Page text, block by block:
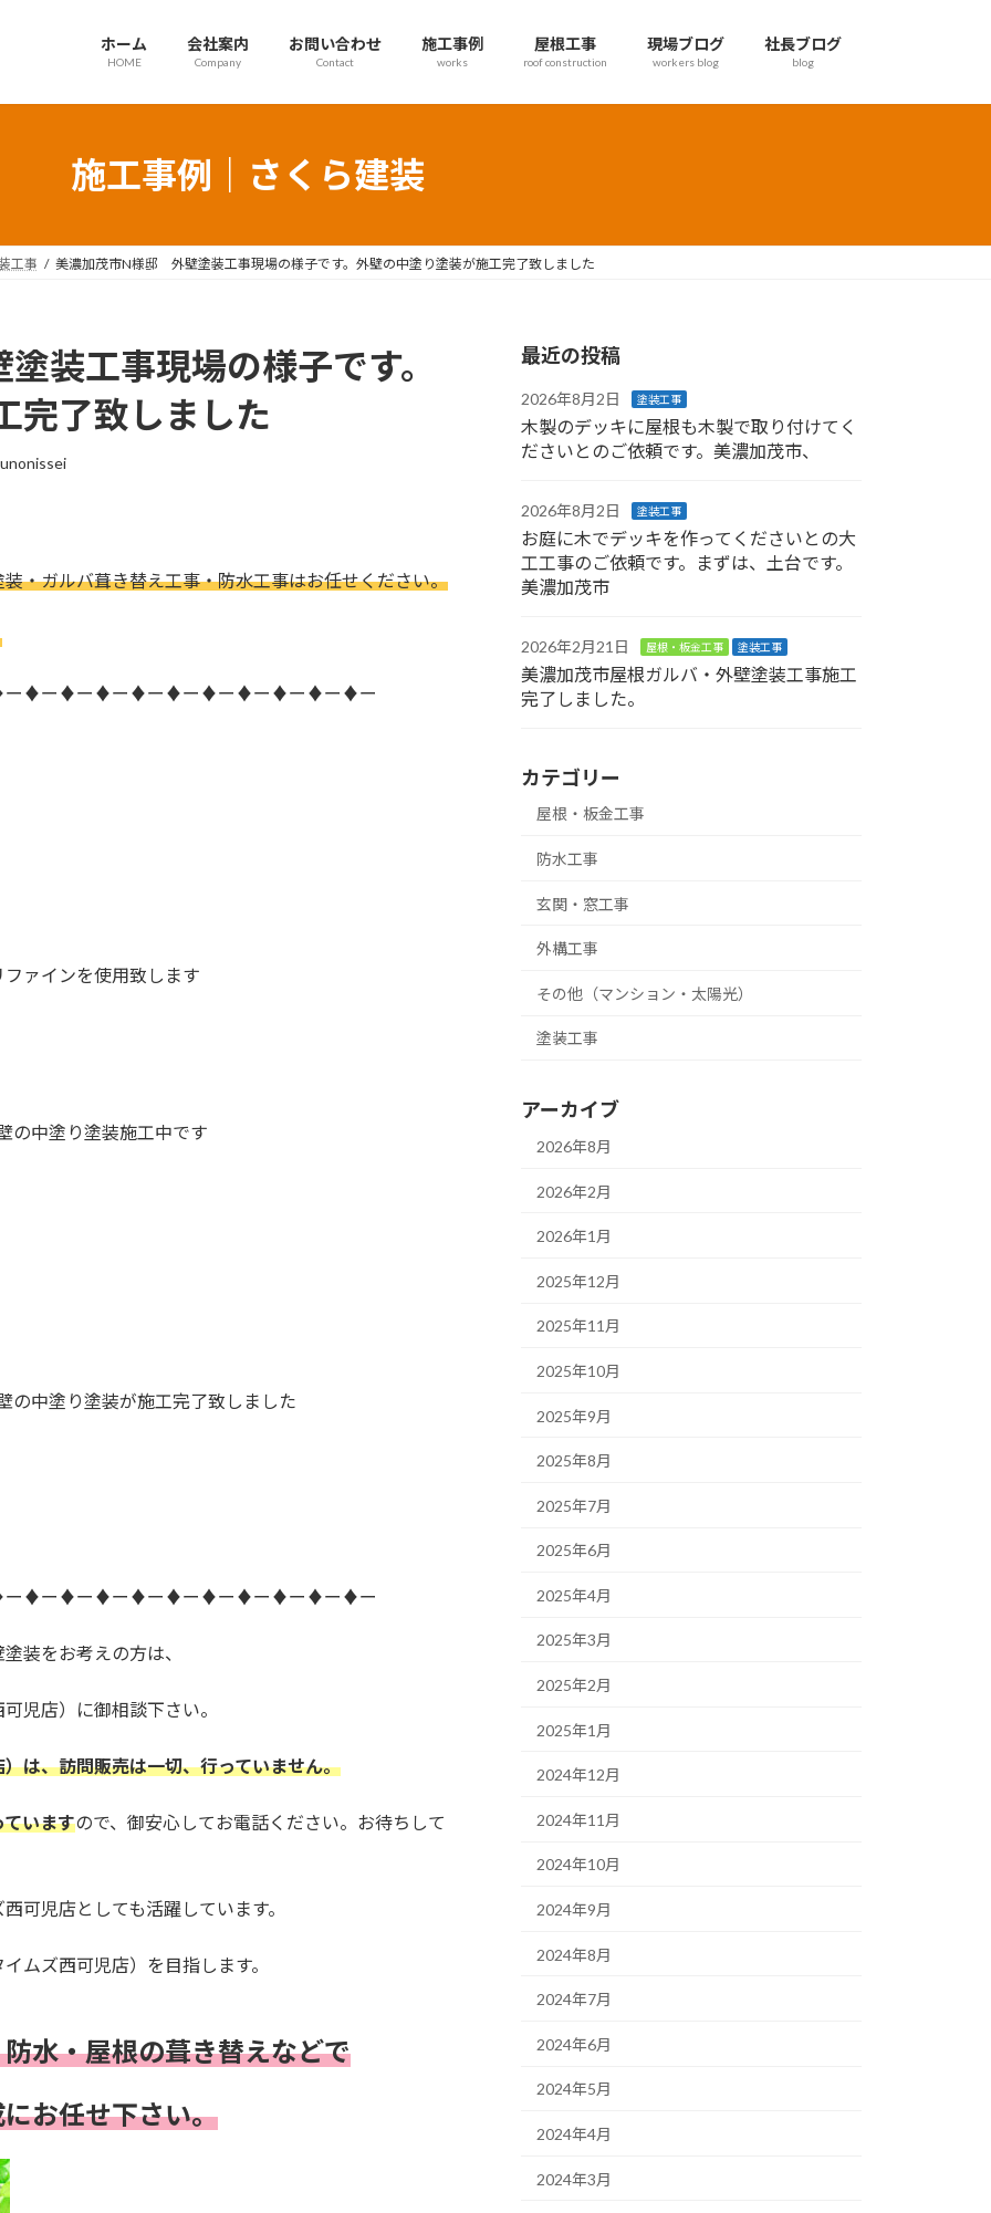
ホーム
HOME
会社案内
Company
お問い合わせ
Contact
施工事例
works
屋根工事
roof construction
現場ブログ
workers blog
社長ブログ
blog
施工事例｜さくら建装
工事 美濃加茂市N様邸 外壁塗装工事現場の様子です。外壁の中塗り塗装が施工完了致しました
装工事現場の様子です。
完了致しました
・ガルバ葺き替え工事・防水工事はお任せください。
♦ー♦ー♦ー♦ー♦ー♦ー♦ー♦ー♦ー♦ー
ァインを使用致します
の中塗り塗装施工中です
の中塗り塗装が施工完了致しました
♦ー♦ー♦ー♦ー♦ー♦ー♦ー♦ー♦ー♦ー
装をお考えの方は、
児店）に御相談下さい。
は、訪問販売は一切、行っていません。
いますので、御安心してお電話ください。お待ちして
可児店としても活躍しています。
ムズ西可児店）を目指します。
水・屋根の葺き替えなどで
お任せ下さい。
最近の投稿
2026年8月2日 塗装工事
木製のデッキに屋根も木製で取り付けてく
ださいとのご依頼です。美濃加茂市、
2026年8月2日 塗装工事
お庭に木でデッキを作ってくださいとの大
工工事のご依頼です。まずは、土台です。
美濃加茂市
2026年2月21日 屋根・板金工事 塗装工事
美濃加茂市屋根ガルバ・外壁塗装工事施工
完了しました。
カテゴリー
屋根・板金工事
防水工事
玄関・窓工事
外構工事
その他（マンション・太陽光）
塗装工事
アーカイブ
2026年8月
2026年2月
2026年1月
2025年12月
2025年11月
2025年10月
2025年9月
2025年8月
2025年7月
2025年6月
2025年4月
2025年3月
2025年2月
2025年1月
2024年12月
2024年11月
2024年10月
2024年9月
2024年8月
2024年7月
2024年6月
2024年5月
2024年4月
2024年3月